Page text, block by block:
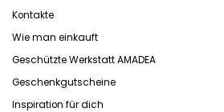
Kontakte
Wie man einkauft
Geschützte Werkstatt AMADEA
Geschenkgutscheine
Inspiration für dich